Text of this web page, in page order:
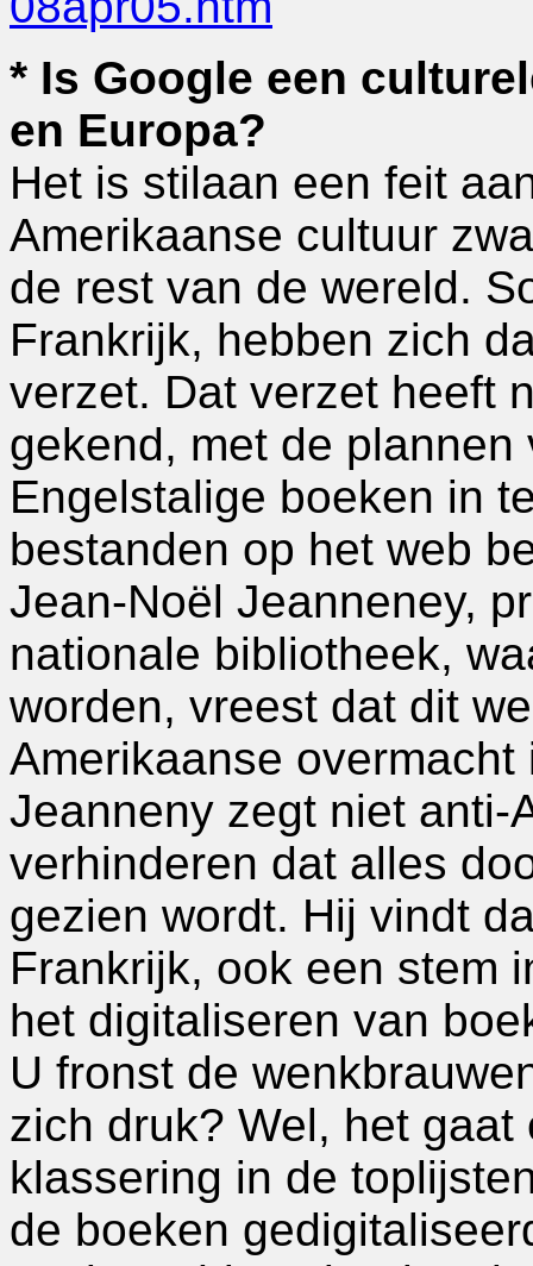
* Is Google een
en Europa?
Het is stilaan een feit
Amerikaanse cultuur
de rest van de wereld.
Frankrijk, hebben zich
verzet. Dat verzet heeft
gekend, met de
Engelstalige boeken in
bestanden op het web
Jean-Noël Jeanneney,
nationale bibliotheek,
worden, vreest dat dit
Amerikaanse
Jeanneny zegt niet anti-
verhinderen dat alles
gezien wordt. Hij vindt
Frankrijk, ook een stem
het digitaliseren van
U fronst de
zich druk? Wel, het
klassering in de
de boeken